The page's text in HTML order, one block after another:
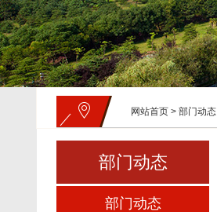
网站首页 > 部门动态
部门动态
部门动态